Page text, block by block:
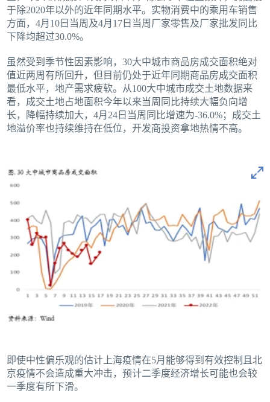
于除2020年以外的近年同期水平。实物消费中的乘用车销售
方面，4月10日当周及4月17日当周厂家零售及厂家批发同比
下降均超过30.0%。
虽然受到季节性因素影响，30大中城市商品房成交面积绝对
值近两周有所回升，但目前仍处于近年同期商品房成交面积
最低水平，地产需求疲软。从100大中城市成交土地数据来
看，成交土地占地面积今年以来当周同比持续大幅负向增
长，降幅持续加大，4月24日当周同比增速为-36.0%；成交土
地溢价率也持续维持在低位，开发商投资拿地热情不高。
即使中性偏乐观的估计上海疫情在5月能够得到有效控制且北
京疫情不会造成重大冲击，预计二季度经济增长可能也会较
一季度有所下滑。